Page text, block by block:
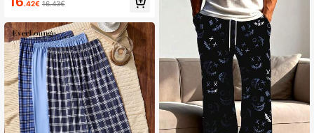
erfstpyjama, winter
.42€ 16.43€